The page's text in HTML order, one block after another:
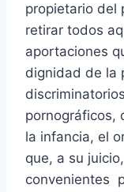
propietario del
retirar todos
aportaciones
dignidad de la
pornográficos,
la infancia, el
que, a su
convenientes